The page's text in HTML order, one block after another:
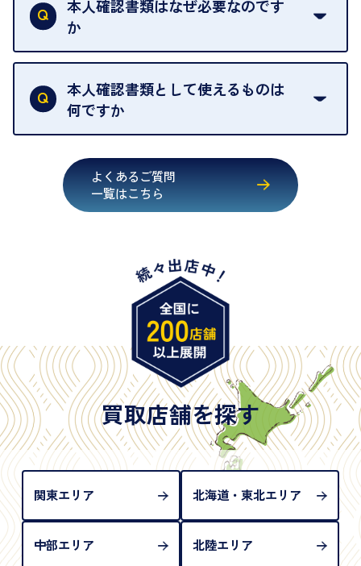
出張買取のお品物は、8日間保管しております。
お品物の場合は、お時間をいただくことがございま
本人確認書類はなぜ必要なのです
か
買取店は古物営業法により、お客様のご本人確認を
行うことが義務付けられています。安心してお取引
いただくためにも、ご協力をお願いいたします。
本人確認書類として使えるものは
何ですか
・健康保険証確認書
・マイナンバーカード
・在留カード
・旧パスポート
※原則として「公的機関が発行し、氏名、住所、生
年月日が記載されているもの
※日本国政府発行のもの
※2020年2月4日以降に申請された新型パスポートに
は「所持人記入欄（住所記載欄）」が存在しないた
め、単体では古物営業法上の本人確認書類として認
められない（住所確認ができないため）。補助書類
が必要となります
よくあるご質問
一覧はこちら
買取店舗を探す
関東エリア 北海道・東北エリア
中部エリア 北陸エリア